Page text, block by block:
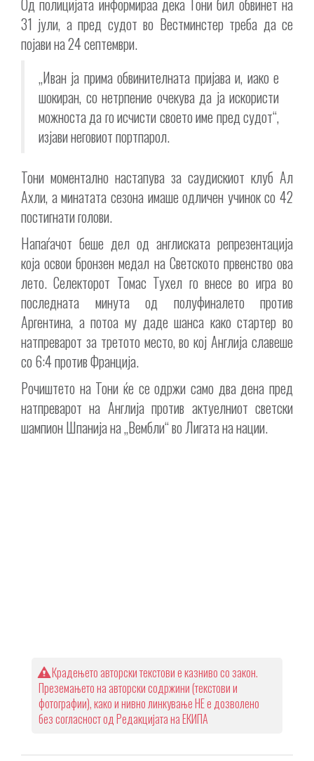
Од полицијата информираа дека Тони бил обвинет на
31 јули, а пред судот во Вестминстер треба да се
појави на 24 септември.
„Иван ја прима обвинителната пријава и, иако е
шокиран, со нетрпение очекува да ја искористи
можноста да го исчисти своето име пред судот“,
изјави неговиот портпарол.
Тони моментално настапува за саудискиот клуб Ал
Ахли, а минатата сезона имаше одличен учинок со 42
постигнати голови.
Напаѓачот беше дел од англиската репрезентација
која освои бронзен медал на Светското првенство ова
лето. Селекторот Томас Тухел го внесе во игра во
последната минута од полуфиналето против
Аргентина, а потоа му даде шанса како стартер во
натпреварот за третото место, во кој Англија славеше
со 6:4 против Франција.
Рочиштето на Тони ќе се одржи само два дена пред
натпреварот на Англија против актуелниот светски
шампион Шпанија на „Вембли“ во Лигата на нации.
Крадењето авторски текстови е казниво со закон.
Преземањето на авторски содржини (текстови и
фотографии), како и нивно линкување НЕ е дозволено
без согласност од Редакцијата на ЕКИПА